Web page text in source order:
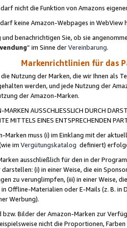
nicht die Funktion von Amazons
keine Amazon-Webpages in WebView
benachrichtigen Sie, ob sie
“ im Sinne derVereinbarung.
Markenrichtlinien für das
Nutzung der Marken, die wir Ihnen als
werden, und jede Nutzung der
der Amazon-Marken.
MARKEN AUSSCHLIESSLICH DURCH
MITTELS EINES ENTSPRECHENDEN
Marken muss (i) im Einklang mit der
im Vergütungskatalog definiert)
ausschließlich für den in der
(i) in einer Weise, die ein
zu verunglimpfen, (iii) in einer Weise,
Offline-Materialien oder E-Mails (z. B. in
Werbung).
bzw. Bilder der Amazon-Marken zur
nicht die Proportionen,